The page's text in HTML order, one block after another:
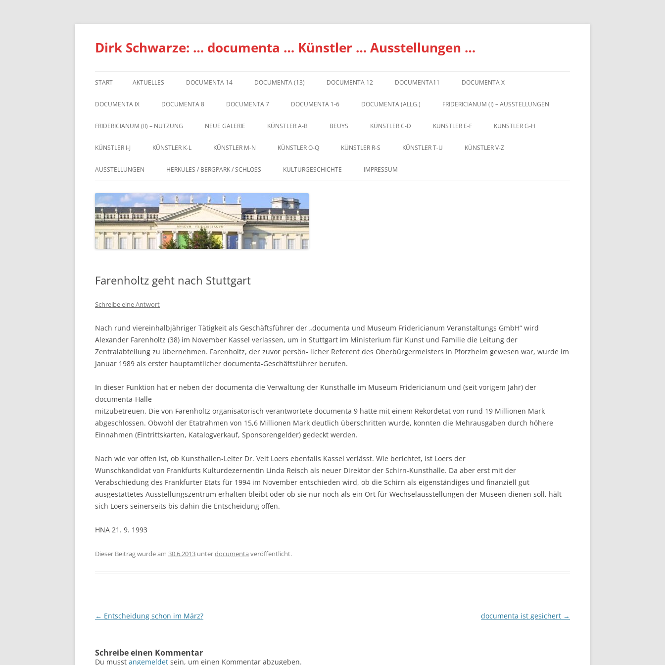
Zum
springen
Dirk Schwarze: … documenta … Künstler … Ausstellungen …
START AKTUELLES DOCUMENTA 14 DOCUMENTA (13) DOCUMENTA 12 DOCUMENTA11 DOCUMENTA X
DOCUMENTA IX DOCUMENTA 8 DOCUMENTA 7 DOCUMENTA 1-6 DOCUMENTA (ALLG.) FRIDERICIANUM (I) – AUSSTELLUNGEN
FRIDERICIANUM (II) – NUTZUNG NEUE GALERIE KÜNSTLER A-B BEUYS KÜNSTLER C-D KÜNSTLER E-F KÜNSTLER G-H
KÜNSTLER I-J KÜNSTLER K-L KÜNSTLER M-N KÜNSTLER O-Q KÜNSTLER R-S KÜNSTLER T-U KÜNSTLER V-Z
AUSSTELLUNGEN HERKULES / BERGPARK / SCHLOSS KULTURGESCHICHTE IMPRESSUM
Farenholtz geht nach Stuttgart
Schreibe eine Antwort
Nach rund viereinhalbjähriger Tätigkeit als Geschäftsführer der „documenta und Museum Fridericianum Veranstaltungs GmbH“ wird
Alexander Farenholtz (38) im November Kassel verlassen, um in Stuttgart im Ministerium für Kunst und Familie die Leitung der
Zentralabteilung zu übernehmen. Farenholtz, der zuvor persön- licher Referent des Oberbürgermeisters in Pforzheim gewesen war, wurde im
Januar 1989 als erster hauptamtlicher documenta-Geschäftsführer berufen.
In dieser Funktion hat er neben der documenta die Verwaltung der Kunsthalle im Museum Fridericianum und (seit vorigem Jahr) der
documenta-Halle
mitzubetreuen. Die von Farenholtz organisatorisch verantwortete documenta 9 hatte mit einem Rekordetat von rund 19 Millionen Mark
abgeschlossen. Obwohl der Etatrahmen von 15,6 Millionen Mark deutlich überschritten wurde, konnten die Mehrausgaben durch höhere
Einnahmen (Eintrittskarten, Katalogverkauf, Sponsorengelder) gedeckt werden.
Nach wie vor offen ist, ob Kunsthallen-Leiter Dr. Veit Loers ebenfalls Kassel verlässt. Wie berichtet, ist Loers der
Wunschkandidat von Frankfurts Kulturdezernentin Linda Reisch als neuer Direktor der Schirn-Kunsthalle. Da aber erst mit der
Verabschiedung des Frankfurter Etats für 1994 im November entschieden wird, ob die Schirn als eigenständiges und finanziell gut
ausgestattetes Ausstellungszentrum erhalten bleibt oder ob sie nur noch als ein Ort für Wechselausstellungen der Museen dienen soll, hält
sich Loers seinerseits bis dahin die Entscheidung offen.
HNA 21. 9. 1993
Dieser Beitrag wurde am 30.6.2013 unterdocumenta veröffentlicht.
Beitragsnavigation
← Entscheidung schon im März? documenta ist gesichert →
Schreibe einen Kommentar
Du musst angemeldet sein, um einen Kommentar abzugeben.